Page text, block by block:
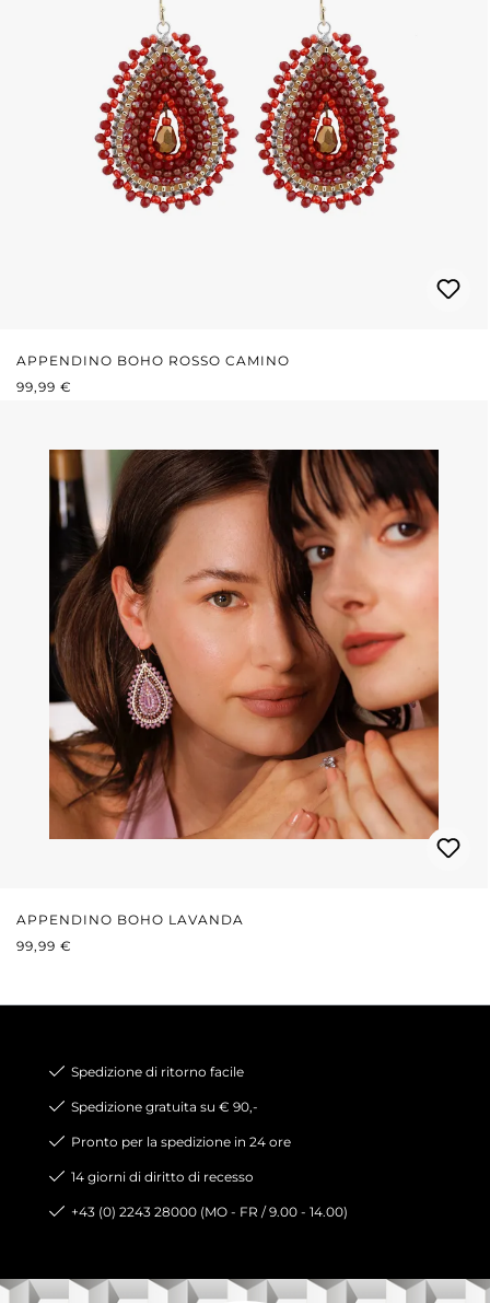
APPENDINO BOHO ROSSO CAMINO
PREZZO NORMALE:
99,99 €
APPENDINO BOHO LAVANDA
PREZZO NORMALE:
99,99 €
Spedizione di ritorno facile
Spedizione gratuita su € 90,-
Pronto per la spedizione in 24 ore
14 giorni di diritto di recesso
+43 (0) 2243 28000 (MO - FR / 9.00 - 14.00)